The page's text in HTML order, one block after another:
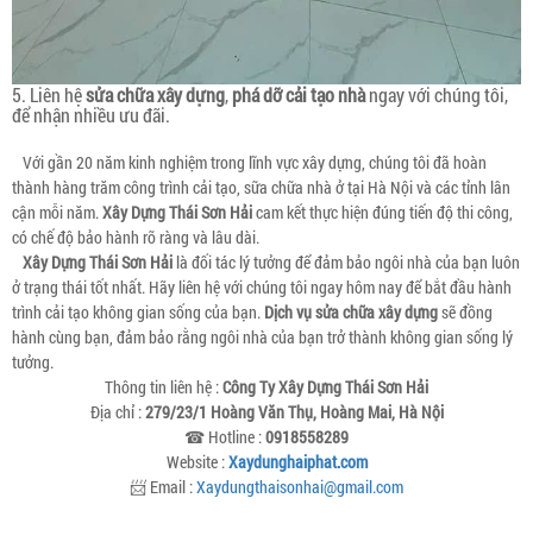
5. Liên hệsửa chữa xây dựng,phá dỡ cải tạo nhàngay với chúng tôi,
để nhận nhiều ưu đãi.
Với gần 20 năm kinh nghiệm trong lĩnh vực xây dựng, chúng tôi đã hoàn
thành hàng trăm công trình cải tạo, sữa chữa nhà ở tại Hà Nội và các tỉnh lân
cận mỗi năm.Xây Dựng Thái Sơn Hảicam kết thực hiện đúng tiến độ thi công,
có chế độ bảo hành rõ ràng và lâu dài.
Xây Dựng Thái Sơn Hải là đối tác lý tưởng để đảm bảo ngôi nhà của bạn luôn
ở trạng thái tốt nhất. Hãy liên hệ với chúng tôi ngay hôm nay để bắt đầu hành
trình cải tạo không gian sống của bạn. Dịch vụ sửa chữa xây dựngsẽ đồng
hành cùng bạn, đảm bảo rằng ngôi nhà của bạn trở thành không gian sống lý
tưởng.
Thông tin liên hệ :Công Ty Xây Dựng Thái Sơn Hải
Địa chỉ :279/23/1 Hoàng Văn Thụ, Hoàng Mai, Hà Nội
☎ Hotline :0918558289
Website :Xaydunghaiphat.com
📨 Email :Xaydungthaisonhai@gmail.com